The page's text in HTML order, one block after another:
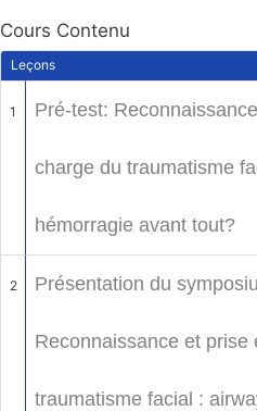
Cours Contenu
Leçons
1 Pré-test:
charge du traumatisme
hémorragie avant tout?
2 Présentation du
Reconnaissance et prise
traumatisme facial :